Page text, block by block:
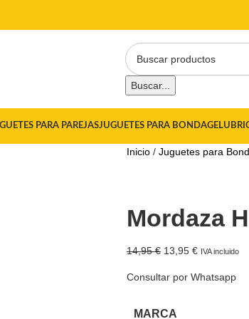
Buscar...
PARA PAREJASJUGUETES PARA BONDAGE
Inicio Juguetes para
Mordaza
14,95€ 13,95 € IVA incluido
Consultar por Whatsapp
MARCA